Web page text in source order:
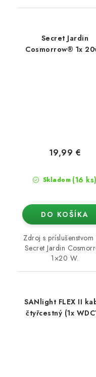
Secret Jardin
Cosmorrow® 1x
Skladom (16 ks)
19,99 €
DO KOŠÍKA
Zdroj s príslušenstvom
Secret Jardin
1×20 W.
SANlight FLEX II
čtyřcestný (1x